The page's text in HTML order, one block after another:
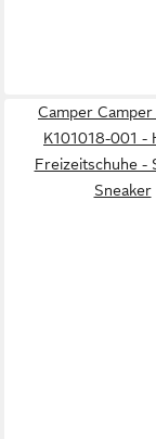
Camper Camper
K101018-001 -
Freizeitschuhe -
Sneaker